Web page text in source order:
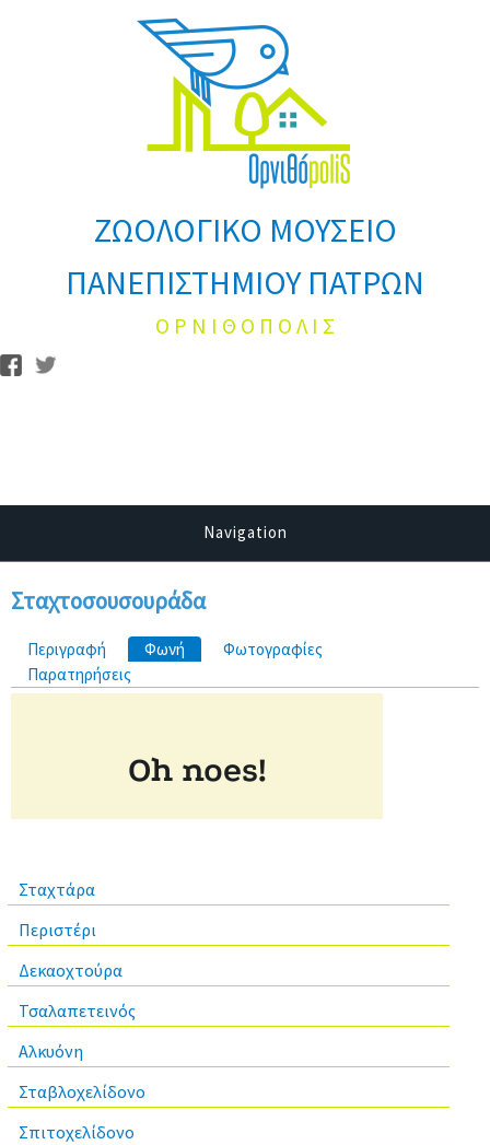
ΖΩΟΛΟΓΙΚΟ ΜΟΥΣΕΙΟ
ΠΑΝΕΠΙΣΤΗΜΙΟΥ ΠΑΤΡΩΝ
Ο Ρ Ν Ι Θ Ο Π Ο Λ Ι Σ
Navigation
Σταχτοσουσουράδα
Πρωτεύουσες καρτέλες
Περιγραφή Φωνή (ενεργή καρτέλα)
Φωτογραφίες
Παρατηρήσεις
Σταχτάρα
Περιστέρι
Δεκαοχτούρα
Τσαλαπετεινός
Αλκυόνη
Σταβλοχελίδονο
Σπιτοχελίδονο